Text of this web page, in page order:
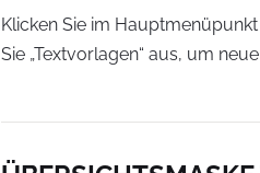
Klicken Sie im
Sie „Textvorlagen“ aus, um